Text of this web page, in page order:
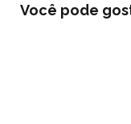
Você pode